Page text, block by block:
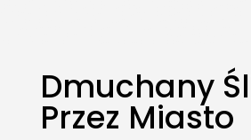
Dmuchany
Przez Miasto